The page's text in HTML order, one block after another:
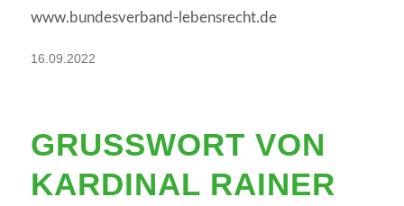
www.bundesverband-lebensrecht.de
16.09.2022
GRUSSWORT VON K
ARDINAL RAINER M